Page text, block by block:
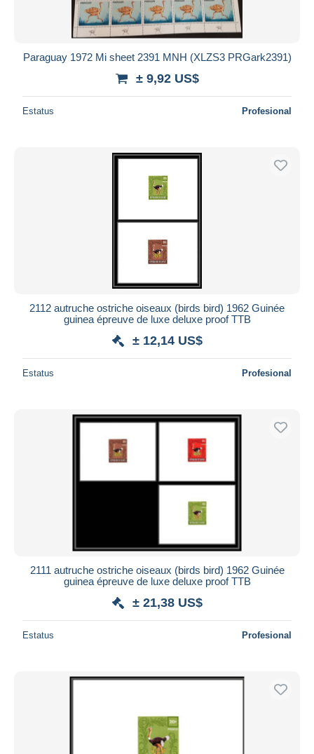
Paraguay 1972 Mi sheet 2391 MNH (XLZS3 PRGark2391)
± 9,92 US$
Estatus Profesional
2112 autruche ostriche oiseaux (birds bird) 1962 Guinée
guinea épreuve de luxe deluxe proof TTB
± 12,14 US$
Estatus Profesional
2111 autruche ostriche oiseaux (birds bird) 1962 Guinée
guinea épreuve de luxe deluxe proof TTB
± 21,38 US$
Estatus Profesional